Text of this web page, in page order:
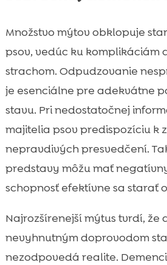
Množstvo mýtov obklopuje
psov, vedúc ku komplikáciám
strachom. Odpudzovanie
je esenciálne pre adekvátne
stavu. Pri nedostatočnej
majitelia psov predispozíciu k
nepravdivých presvedčení.
predstavy môžu mať
schopnosť efektívne sa starať
Najrozšírenejší mýtus tvrdí, že
nevyhnutným doprovodom
nezodpovedá realite.